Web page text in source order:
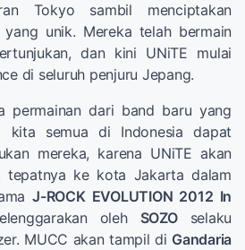
Tokyo sambil menciptakan
unik. Mereka telah bermain
dan kini UNiTE mulai
di seluruh penjuru Jepang.
permainan dari band baru yang
kita semua di Indonesia dapat
mereka, karena UNiTE akan
tepatnya ke kota Jakarta dalam
J-ROCK EVOLUTION 2012 In
oleh SOZOselaku
MUCC akan tampil di Gandaria